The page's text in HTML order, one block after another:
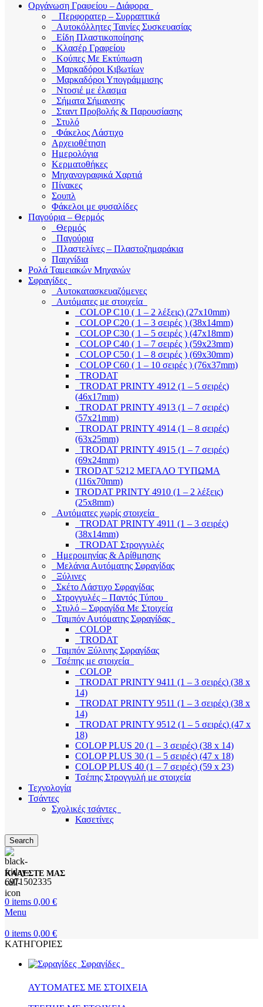
Οργάνωση Γραφείου – Διάφορα
Περφορατερ – Συρραπτικά
Αυτοκόλλητες Ταινίες Συσκευασίας
Είδη Πλαστικοποίησης
Κλασέρ Γραφείου
Κούπες Με Εκτύπωση
Μαρκαδόροι Κιβωτίων
Μαρκαδόροι Υπογράμμισης
Ντοσιέ με έλασμα
Σήματα Σήμανσης
Σταντ Προβολής & Παρουσίασης
Στυλό
Φάκελος Λάστιχο
Αρχειοθέτηση
Ημερολόγια
Κερματοθήκες
Μηχανογραφικά Χαρτιά
Πίνακες
Σουπλ
Φάκελοι με φυσαλίδες
Παγούρια – Θερμός
Θερμός
Παγούρια
Πλαστελίνες – Πλαστοζημαράκια
Παιχνίδια
Ρολά Ταμειακών Μηχανών
Σφραγίδες
Αυτοκατασκευαζόμενες
Αυτόματες με στοιχεία
COLOP C10 ( 1 – 2 λέξεις) (27x10mm)
COLOP C20 ( 1 – 3 σειρές ) (38x14mm)
COLOP C30 ( 1 – 5 σειρές ) (47x18mm)
COLOP C40 ( 1 – 7 σειρές ) (59x23mm)
COLOP C50 ( 1 – 8 σειρές ) (69x30mm)
COLOP C60 ( 1 – 10 σειρές ) (76x37mm)
TRODAT
TRODAT PRINTY 4912 (1 – 5 σειρές)
(46x17mm)
TRODAT PRINTY 4913 (1 – 7 σειρές)
(57x21mm)
TRODAT PRINTY 4914 (1 – 8 σειρές)
(63x25mm)
TRODAT PRINTY 4915 (1 – 7 σειρές)
(69x24mm)
TRODAT 5212 ΜΕΓΑΛΟ ΤΥΠΩΜΑ
(116x70mm)
TRODAT PRINTY 4910 (1 – 2 λέξεις)
(25x8mm)
Αυτόματες χωρίς στοιχεία
TRODAT PRINTY 4911 (1 – 3 σειρές)
(38x14mm)
TRODAT Στρογγυλές
Ημερομηνίας & Αρίθμησης
Μελάνια Αυτόματης Σφραγίδας
Ξύλινες
Σκέτο Λάστιχο Σφραγίδας
Στρογγυλές – Παντός Τύπου
Στυλό – Σφραγίδα Με Στοιχεία
Ταμπόν Αυτόματης Σφραγίδας
COLOP
TRODAT
Ταμπόν Ξύλινης Σφραγίδας
Τσέπης με στοιχεία
COLOP
TRODAT PRINTY 9411 (1 – 3 σειρές) (38 x
14)
TRODAT PRINTY 9511 (1 – 3 σειρές) (38 x
14)
TRODAT PRINTY 9512 (1 – 5 σειρές) (47 x
18)
COLOP PLUS 20 (1 – 3 σειρές) (38 x 14)
COLOP PLUS 30 (1 – 5 σειρές) (47 x 18)
COLOP PLUS 40 (1 – 7 σειρές) (59 x 23)
Τσέπης Στρογγυλή με στοιχεία
Τεχνολογία
Τσάντες
Σχολικές τσάντες
Κασετίνες
Search
ΚΑΛΕΣΤΕ ΜΑΣ
6971502335
0 items 0,00 €
Menu
0 items 0,00 €
ΚΑΤΗΓΟΡΙΕΣ
Σφραγίδες
ΑΥΤΟΜΑΤΕΣ ΜΕ ΣΤΟΙΧΕΙΑ